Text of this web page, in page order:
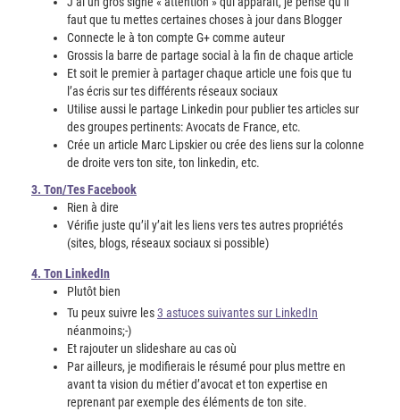
faut que tu mettes certaines choses à jour dans Blogger
Connecte le à ton compte G+ comme auteur
Grossis la barre de partage social à la fin de chaque article
Et soit le premier à partager chaque article une fois que tu
l’as écris sur tes différents réseaux sociaux
Utilise aussi le partage Linkedin pour publier tes articles sur
des groupes pertinents: Avocats de France, etc.
Crée un article Marc Lipskier ou crée des liens sur la colonne
de droite vers ton site, ton linkedin, etc.
3. Ton/Tes Facebook
Rien à dire
Vérifie juste qu’il y’ait les liens vers tes autres propriétés
(sites, blogs, réseaux sociaux si possible)
4. Ton LinkedIn
Plutôt bien
Tu peux suivre les3 astuces suivantes sur LinkedIn
néanmoins;-)
Et rajouter un slideshare au cas où
Par ailleurs, je modifierais le résumé pour plus mettre en
avant ta vision du métier d’avocat et ton expertise en
reprenant par exemple des éléments de ton site.